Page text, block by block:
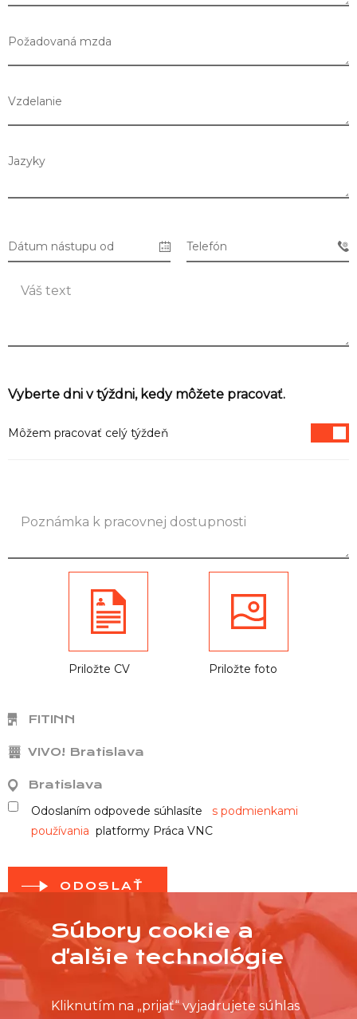
Informácie
Požadovaná mzda
Vzdelanie
Jazyky
Dátum nástupu od Telefón
Vyberte dni v týždni, kedy môžete pracovať.
Môžem pracovať celý týždeň
Priložte CV Priložte foto
FITINN
VIVO! Bratislava
Bratislava
Odoslaním odpovede súhlasíte s podmienkami
používania platformy Práca VNC
ODOSLAŤ
Súbory cookie a
ďalšie technológie
Kliknutím na „prijať“ vyjadrujete súhlas